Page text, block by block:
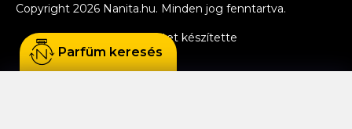
Shoptet készítette
Copyright 2026 Nanita.hu. Minden jog fenntartva.
Parfüm keresés